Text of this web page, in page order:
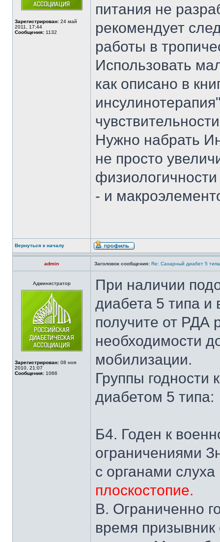
Зарегистрирован: 24 май
2011, 17:44
Сообщения: 1132
питания не
рекомендует
работы в
Использовать
как описано в
Нужно набрать
не просто
- и
Вернуться к началу
admin Заголовок сообщения: Re: Сахарный диабет 5 типа
Администратор
Зарегистрирован: 08 ноя
2010, 21:07
Сообщения: 1066
При наличии
диабета 5 типа
получите от РДА
необходимости
мобилизации.
Группы годности
диабетом 5 типа:
Б4. Годен к
ограничениями
с органами
плоскостопие.
В. Ограниченно
время